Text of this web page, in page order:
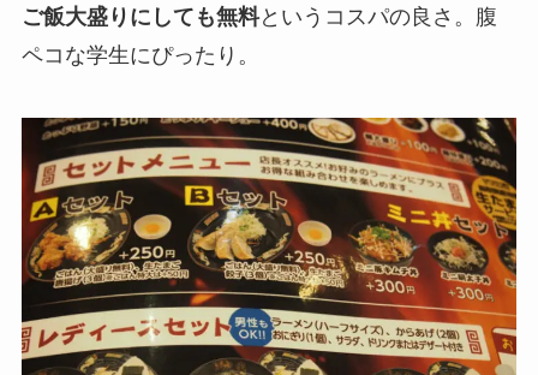
ご飯大盛りにしても無料というコスパの良さ。腹
ペコな学生にぴったり。